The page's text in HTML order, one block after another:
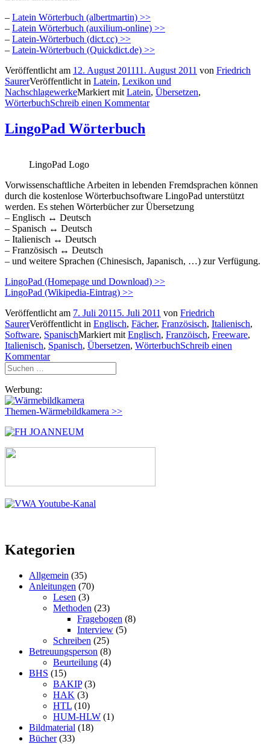
– Latein Wörterbuch (albertmartin) >>
– Latein Wörterbuch (auxilium-online) >>
– Latein-Wörterbuch (dict.cc) >>
– Latein-Wörterbuch (Quickdict.de) >>
Veröffentlicht am 12. August 201111. August 2011 von Friedrich
SaurerVeröffentlicht in Latein, Lexikon und
NachschlagewerkeMarkiert mit Latein, Übersetzen,
WörterbuchSchreib einen Kommentar
LingoPad Wörterbuch
LingoPad Logo
Vorwissenschaftliche Arbeiten in lebenden Fremdsprachen können
durch die kostenlose Wörterbuchsoftware LingoPad unterstützt
werden. Es stehen Wörterbücher zur Übersetzung
– Englisch ↔ Deutsch
– Spanisch ↔ Deutsch
– Italienisch ↔ Deutsch
– Französisch ↔ Deutsch
– und weitere Sprachen (Chinesisch, Japanisch, …) zur Verfügung.
LingoPad (Homepage und Download) >>
LingoPad (Wikipedia-Eintrag) >>
Veröffentlicht am 7. Juli 20115. Juli 2011 von Friedrich
SaurerVeröffentlicht in Englisch, Fächer, Französisch, Italienisch,
Software, SpanischMarkiert mitEnglisch, Franzöisch, Freeware,
Italienisch, Spanisch, Übersetzen, WörterbuchSchreib einen
Kommentar
Suchen
nach:
Werbung:
Themen-Wärmebildkamera >>
Kategorien
Allgemein (35)
Anleitungen (70)
Lesen (3)
Methoden (23)
Fragebogen (8)
Interview (5)
Schreiben (25)
Betreuungsperson (8)
Beurteilung (4)
BHS (15)
BAKIP(3)
HAK (3)
HTL (10)
HUM-HLW (1)
Bildmaterial (18)
Bücher(33)